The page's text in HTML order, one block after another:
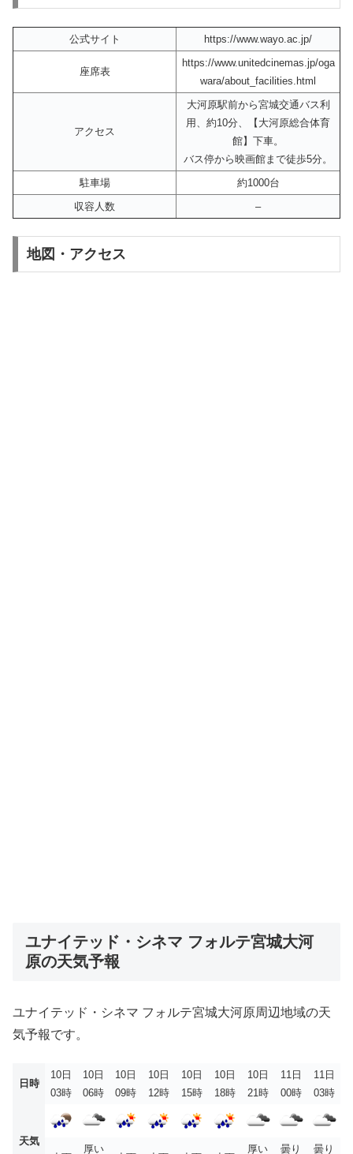
公式サイト https://www.wayo.ac.jp/
座席表
https://www.unitedcinemas.jp/oga
wara/about_facilities.html
アクセス
大河原駅前から宮城交通バス利
用、約10分、【大河原総合体育
館】下車。
バス停から映画館まで徒歩5分。
駐車場
約1000台
収容人数
–
地図・アクセス
ユナイテッド・シネマ フォルテ宮城大河
原の天気予報
ユナイテッド・シネマ フォルテ宮城大河原周辺地域の天
気予報です。
日時
10日
03時
10日
06時
10日
09時
10日
12時
10日
15時
10日
18時
10日
21時
11日
00時
11日
03時
天気
厚い 厚い 曇り 曇り